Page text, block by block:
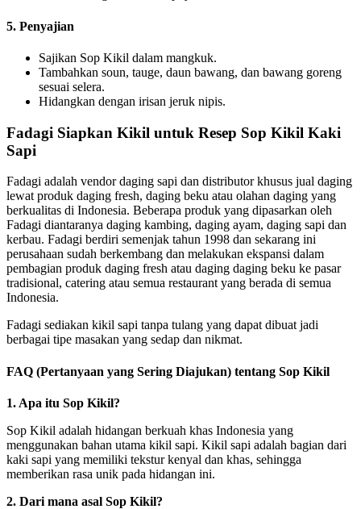
5. Penyajian
Sajikan Sop Kikil dalam mangkuk.
Tambahkan soun, tauge, daun bawang, dan bawang goreng
sesuai selera.
Hidangkan dengan irisan jeruk nipis.
Fadagi Siapkan Kikil untuk Resep Sop Kikil Kaki
Sapi
Fadagi adalah vendor daging sapi dan distributor khusus jual daging
lewat produk daging fresh, daging beku atau olahan daging yang
berkualitas di Indonesia. Beberapa produk yang dipasarkan oleh
Fadagi diantaranya daging kambing, daging ayam, daging sapi dan
kerbau. Fadagi berdiri semenjak tahun 1998 dan sekarang ini
perusahaan sudah berkembang dan melakukan ekspansi dalam
pembagian produk daging fresh atau daging daging beku ke pasar
tradisional, catering atau semua restaurant yang berada di semua
Indonesia.
Fadagi sediakan kikil sapi tanpa tulang yang dapat dibuat jadi
berbagai tipe masakan yang sedap dan nikmat.
FAQ (Pertanyaan yang Sering Diajukan) tentang Sop Kikil
1. Apa itu Sop Kikil?
Sop Kikil adalah hidangan berkuah khas Indonesia yang
menggunakan bahan utama kikil sapi. Kikil sapi adalah bagian dari
kaki sapi yang memiliki tekstur kenyal dan khas, sehingga
memberikan rasa unik pada hidangan ini.
2. Dari mana asal Sop Kikil?